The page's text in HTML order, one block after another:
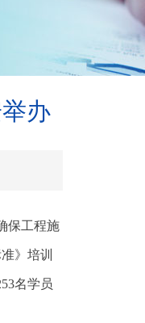
办
保工程施
》培训
名学员